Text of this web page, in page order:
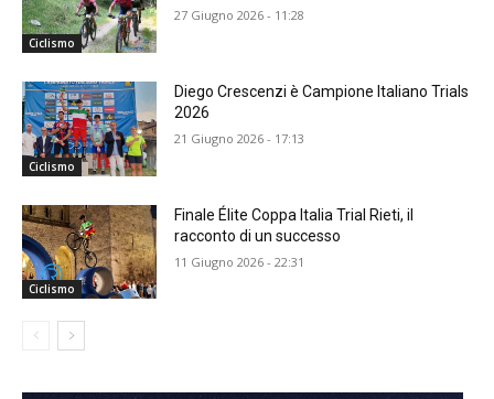
Ciclismo
27 Giugno 2026 - 11:28
Ciclismo
Diego Crescenzi è Campione Italiano Trials
2026
21 Giugno 2026 - 17:13
Ciclismo
Finale Élite Coppa Italia Trial Rieti, il
racconto di un successo
11 Giugno 2026 - 22:31